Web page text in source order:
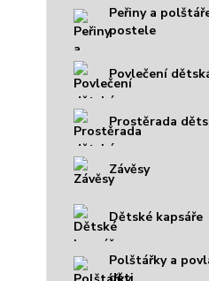
Peřiny a
postele
Povlečení
Prostěrada
Závěsy
Dětské kapsáře
Polštářky a